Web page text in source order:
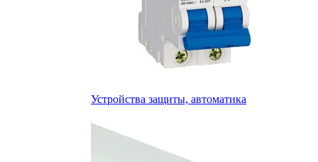
Устройства защиты, автоматика